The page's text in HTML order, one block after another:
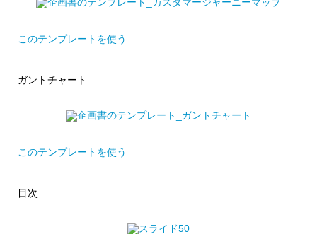
このテンプレートを使う
ガントチャート
このテンプレートを使う
目次